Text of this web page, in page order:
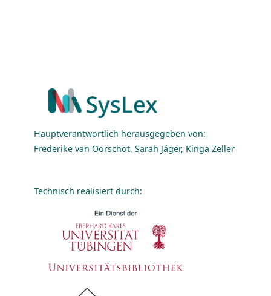
Hauptverantwortlich herausgegeben von:
Frederike van Oorschot, Sarah Jäger, Kinga Zeller
Technisch realisiert durch: